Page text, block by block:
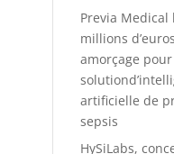
Previa Medical
millions
amorçage pour
artificielle de
sepsis
HySiLabs,